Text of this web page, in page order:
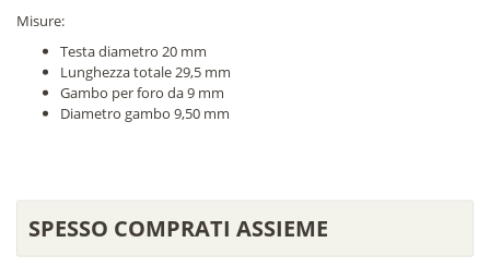
Misure:
Testa diametro 20 mm
Lunghezza totale 29,5 mm
Gambo per foro da 9 mm
Diametro gambo 9,50 mm
SPESSO COMPRATI ASSIEME